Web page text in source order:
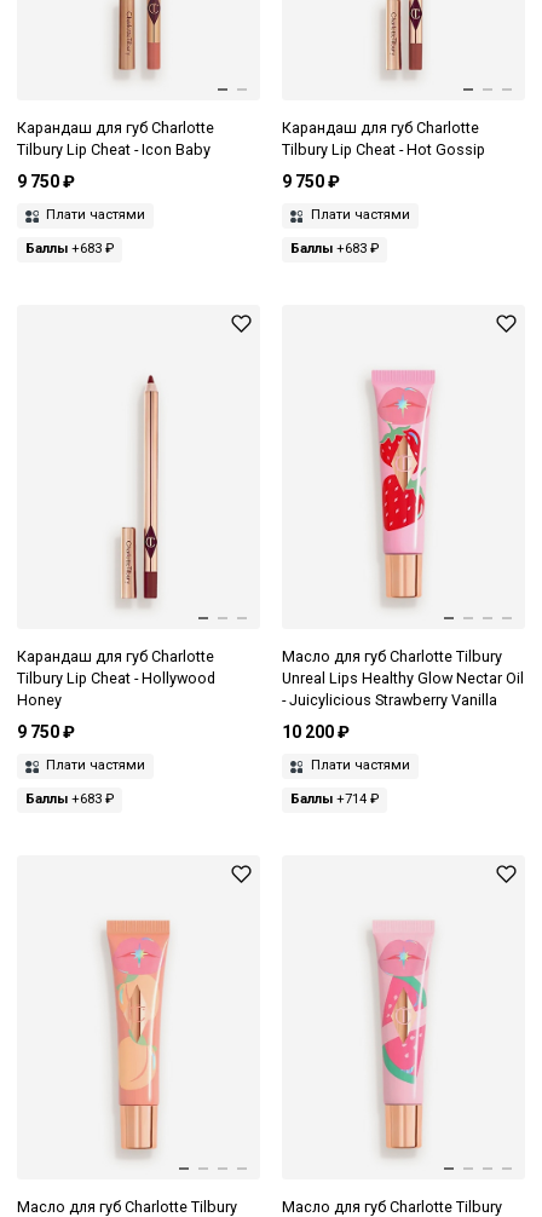
Карандаш для губ Charlotte
Tilbury Lip Cheat - Icon Baby
9 750 ₽
Плати частями
Баллы +683 ₽
Карандаш для губ Charlotte
Tilbury Lip Cheat - Hot Gossip
9 750 ₽
Плати частями
Баллы+683 ₽
Карандаш для губ Charlotte
Tilbury Lip Cheat - Hollywood
Honey
9 750 ₽
Плати частями
Баллы +683 ₽
Масло для губ Charlotte Tilbury
Unreal Lips Healthy Glow Nectar Oil
- Juicylicious Strawberry Vanilla
10 200 ₽
Плати частями
Баллы+714 ₽
Масло для губ Charlotte Tilbury
Масло для губ Charlotte Tilbury